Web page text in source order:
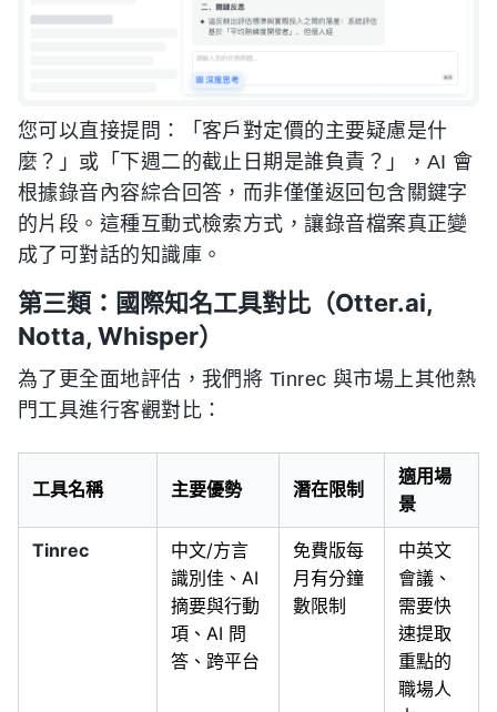
您可以直接提問：「客戶對定價的主要疑慮是什
麼？」或「下週二的截止日期是誰負責？」，AI 會
根據錄音內容綜合回答，而非僅僅返回包含關鍵字
的片段。這種互動式檢索方式，讓錄音檔案真正變
成了可對話的知識庫。
第三類：國際知名工具對比（Otter.ai,
Notta, Whisper）
為了更全面地評估，我們將 Tinrec 與市場上其他熱
門工具進行客觀對比：
工具名稱 主要優勢 潛在限制
適用場
景
Tinrec
中文/方言
識別佳、AI
摘要與行動
項、AI 問
答、跨平台
免費版每
月有分鐘
數限制
中英文
會議、
需要快
速提取
重點的
職場人